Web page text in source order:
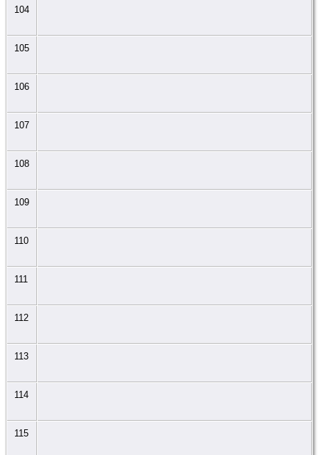
104
105
106
107
108
109
110
111
112
113
114
115